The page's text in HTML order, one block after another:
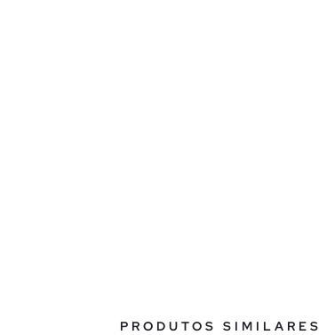
PRODUTOS SIMILARES